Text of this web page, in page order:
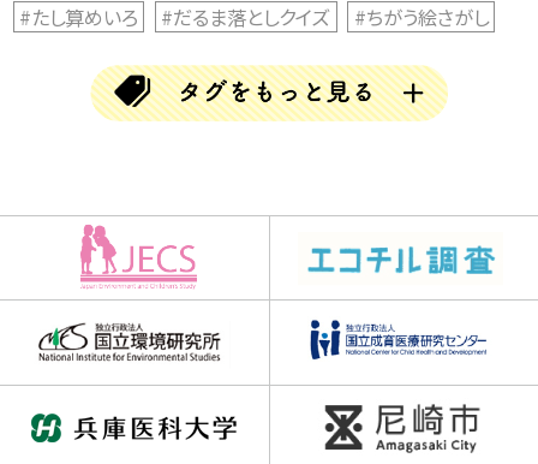
#たし算めいろ
#だるま落としクイズ
#ちがう絵さがし
#ちがう絵探し
#とんちクイズ
#なぞなぞ
#ならび替えクイズ
#ならべかえクイズ
#アハムービー
#アハ動画 #クイズ
#クリスマス
#クロスワード
#チャレンジGO
#チャレンジゴー
#ブロック当て
#三文字熟語
#三文字熟語クイズ
#並べかえクイズ
#並べ替えクイズ
#乳歯調査
#仲間はずれクイズ